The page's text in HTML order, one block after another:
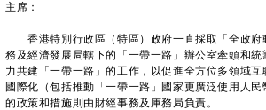
主席：
香港特別行政區（特區）政府一直採取「全政府
務及經濟發展局轄下的「一帶一路」辦公室牽頭和
力共建「一帶一路」的工作，以促進全方位多領域
國際化（包括推動「一帶一路」國家更廣泛使用人
的政策和措施則由財經事務及庫務局負責。